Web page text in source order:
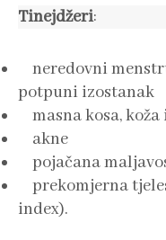
Tinejdžeri:
neredovni
potpuni izostanak
masna kosa,
akne
pojačana
prekomjerna
index).